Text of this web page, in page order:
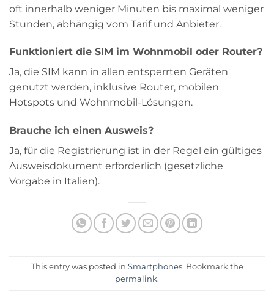
oft innerhalb weniger Minuten bis maximal weniger
Stunden, abhängig vom Tarif und Anbieter.
Funktioniert die SIM im Wohnmobil oder Router?
Ja, die SIM kann in allen entsperrten Geräten
genutzt werden, inklusive Router, mobilen
Hotspots und Wohnmobil-Lösungen.
Brauche ich einen Ausweis?
Ja, für die Registrierung ist in der Regel ein gültiges
Ausweisdokument erforderlich (gesetzliche
Vorgabe in Italien).
This entry was posted in Smartphones. Bookmark the
permalink.